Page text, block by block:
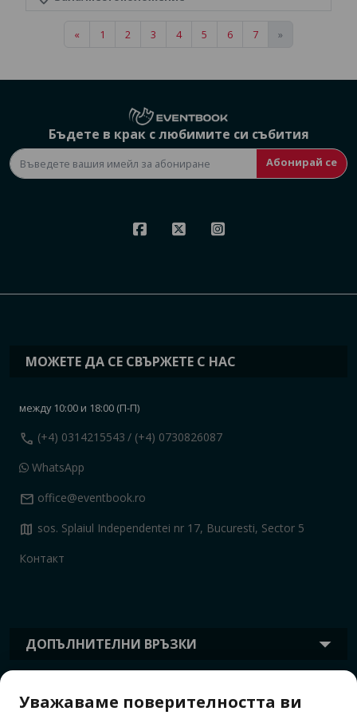
« 1 2 3 4 5 6 7 »
Бъдете в крак с любимите си събития
Абонирай се
ДОПЪЛНИТЕЛНИ ВРЪЗКИ
ИНФОРМАЦИЯ
МОЖЕТЕ ДА СЕ СВЪРЖЕТЕ С НАС
между 10:00 и 18:00 (П-П)
call (+4) 0314215543 / (+4) 0730826087
WhatsApp
mail office@eventbook.ro
map sos. Splaiul Independentei nr 17, Bucuresti, Sector 5
Контакт
Уважаваме поверителността ви